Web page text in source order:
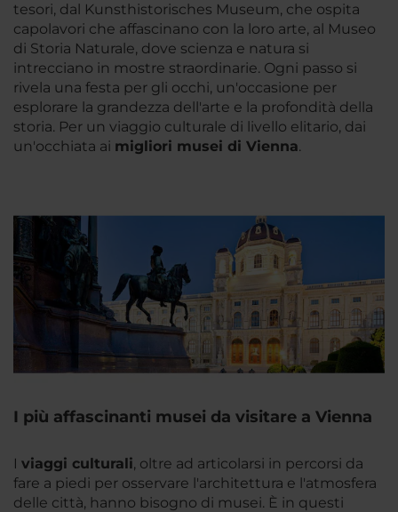
tesori, dal Kunsthistorisches Museum, che ospita
capolavori che affascinano con la loro arte, al Museo
di Storia Naturale, dove scienza e natura si
intrecciano in mostre straordinarie. Ogni passo si
rivela una festa per gli occhi, un'occasione per
esplorare la grandezza dell'arte e la profondità della
storia. Per un viaggio culturale di livello elitario, dai
un'occhiata ai migliori musei di Vienna.
I più affascinanti musei da visitare a Vienna
I viaggi culturali, oltre ad articolarsi in percorsi da
fare a piedi per osservare l'architettura e l'atmosfera
delle città, hanno bisogno di musei. È in questi